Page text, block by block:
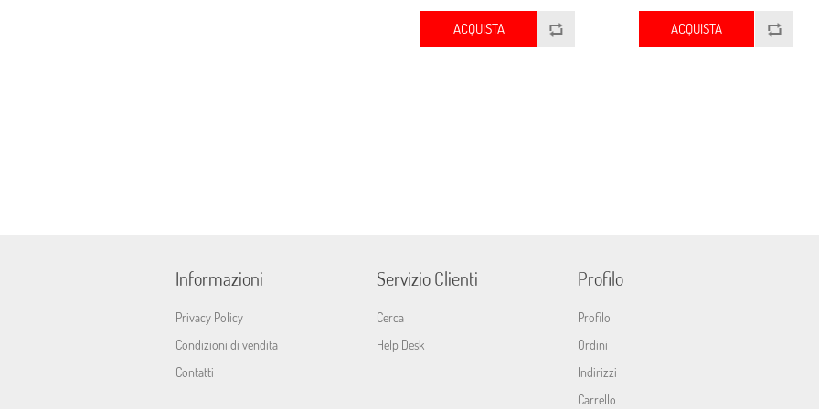
ACQUISTA ACQUISTA
Informazioni
Privacy Policy
Condizioni di vendita
Contatti
Servizio Clienti
Cerca
Help Desk
Profilo
Profilo
Ordini
Indirizzi
Carrello